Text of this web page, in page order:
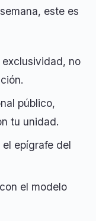
este es
no
público,
tu unidad.
epígrafe del
el modelo